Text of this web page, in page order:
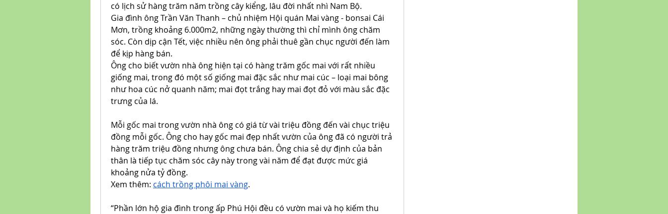
có lịch sử hàng trăm năm trồng cây kiểng, lâu đời nhất nhì Nam Bộ.
Gia đình ông Trần Văn Thanh – chủ nhiệm Hội quán Mai vàng - bonsai Cái
Mơn, trồng khoảng 6.000m2, những ngày thường thì chỉ mình ông chăm
sóc. Còn dịp cận Tết, việc nhiều nên ông phải thuê gần chục người đến làm
để kịp hàng bán.
Ông cho biết vườn nhà ông hiện tại có hàng trăm gốc mai với rất nhiều
giống mai, trong đó một số giống mai đặc sắc như mai cúc – loại mai bông
như hoa cúc nở quanh năm; mai đọt trắng hay mai đọt đỏ với màu sắc đặc
trưng của lá.
Mỗi gốc mai trong vườn nhà ông có giá từ vài triệu đồng đến vài chục triệu
đồng mỗi gốc. Ông cho hay gốc mai đẹp nhất vườn của ông đã có người trả
hàng trăm triệu đồng nhưng ông chưa bán. Ông chia sẻ dự định của bản
thân là tiếp tục chăm sóc cây này trong vài năm để đạt được mức giá
khoảng nửa tỷ đồng.
Xem thêm: cách trồng phôi mai vàng.
“Phần lớn hộ gia đình trong ấp Phú Hội đều có vườn mai và họ kiếm thu